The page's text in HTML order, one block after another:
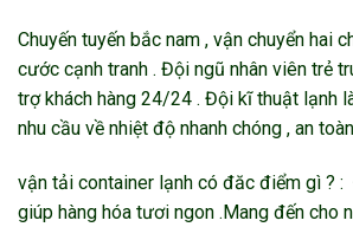
Chuyến tuyến bắc nam , vận chuyển hai
cước cạnh tranh . Đội ngũ nhân viên trẻ
trợ khách hàng 24/24 . Đội kĩ thuật lạnh
nhu cầu về nhiệt độ nhanh chóng , an
vận tải container lạnh có đăc điểm gì ?
giúp hàng hóa tươi ngon .Mang đến cho